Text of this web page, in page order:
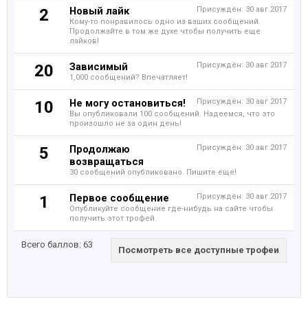
2 Присуждён: 30 авг 2017
Новый лайк
Кому-то понравилось одно из ваших сообщений.
Продолжайте в том же духе чтобы получить еще
лайков!
20 Присуждён: 30 авг 2017
Зависимый
1,000 сообщений? Впечатляет!
10 Присуждён: 30 авг 2017
Не могу остановиться!
Вы опубликовали 100 сообщений. Надеемся, что это
произошло не за один день!
5 Присуждён: 30 авг 2017
Продолжаю
возвращаться
30 сообщений опубликовано. Пишите еще!
1 Присуждён: 30 авг 2017
Первое сообщение
Опубликуйте сообщение где-нибудь на сайте чтобы
получить этот трофей.
Всего баллов: 63
Посмотреть все доступные трофеи